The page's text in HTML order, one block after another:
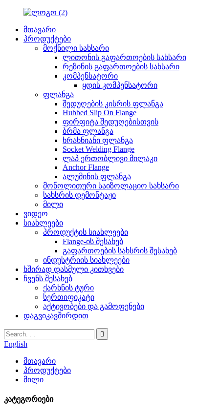
მთავარი
პროდუქტები
მოქნილი სახსარი
ლითონის გაფართოების სახსარი
რეზინის გაფართოების სახსარი
კომპენსატორი
ყდის კომპენსატორი
ფლანგა
შედუღების კისრის ფლანგა
Hubbed Slip On Flange
ფირფიტა შედუღებისთვის
ბრმა ფლანგა
ხრახნიანი ფლანგა
Socket Welding Flange
ლაპ ერთობლივი მილაკი
Anchor Flange
ალუმინის ფლანგა
მონოლითური საიზოლაციო სახსარი
სახსრის დემონტაჟი
მილი
ვიდეო
სიახლეები
პროდუქტის სიახლეები
Flange-ის შესახებ
გაფართოების სახსრის შესახებ
ინდუსტრიის სიახლეები
ხშირად დასმული კითხვები
ჩვენს შესახებ
ქარხნის ტური
სერთიფიკატი
აქტივობები და გამოფენები
დაგვიკავშირდით
English
მთავარი
პროდუქტები
მილი
კატეგორიები